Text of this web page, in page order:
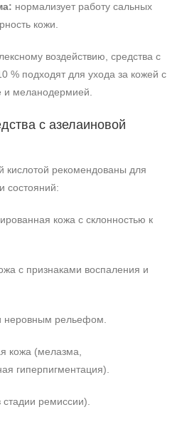
нормализует работу сальных
кожи.
воздействию, средства с
% подходят для ухода за кожей с
и меланодермией.
с азелаиновой
кислотой рекомендованы для
состояний:
кожа с склонностью к
с признаками воспаления и
неровным рельефом.
кожа (мелазма,
гиперпигментация).
ремиссии).